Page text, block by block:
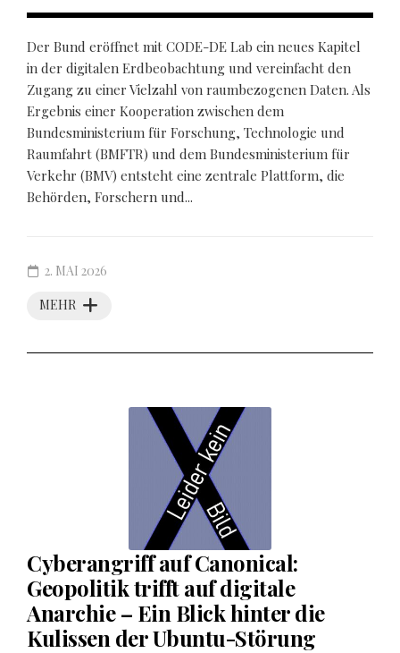
Der Bund eröffnet mit CODE-DE Lab ein neues Kapitel
in der digitalen Erdbeobachtung und vereinfacht den
Zugang zu einer Vielzahl von raumbezogenen Daten. Als
Ergebnis einer Kooperation zwischen dem
Bundesministerium für Forschung, Technologie und
Raumfahrt (BMFTR) und dem Bundesministerium für
Verkehr (BMV) entsteht eine zentrale Plattform, die
Behörden, Forschern und...
MEHR
2. MAI 2026
Cyberangriff auf Canonical:
Geopolitik trifft auf digitale
Anarchie – Ein Blick hinter die
Kulissen der Ubuntu-Störung